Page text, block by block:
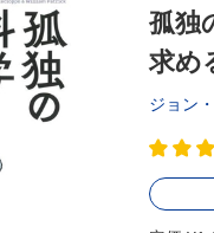
孤独
求め
ジョン